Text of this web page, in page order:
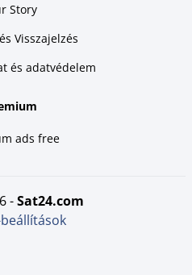
Story
Visszajelzés
és adatvédelem
ads free
- sat24.com